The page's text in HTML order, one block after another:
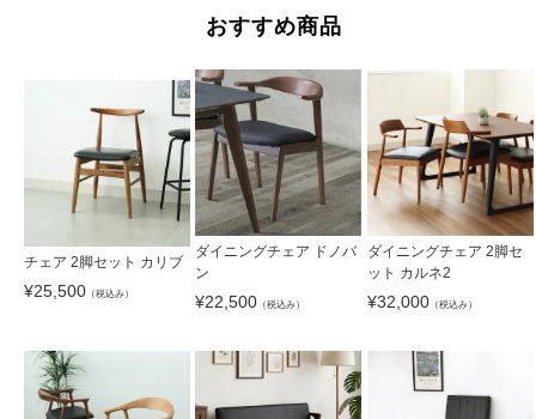
おすすめ商品
チェア 2脚セット カリブ
¥25,500 （税込み）
ダイニングチェア ドノバ
ン
¥22,500 （税込み）
ダイニングチェア 2脚セ
ット カルネ2
¥32,000（税込み）